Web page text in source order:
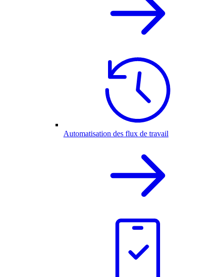
Automatisation des flux de travail